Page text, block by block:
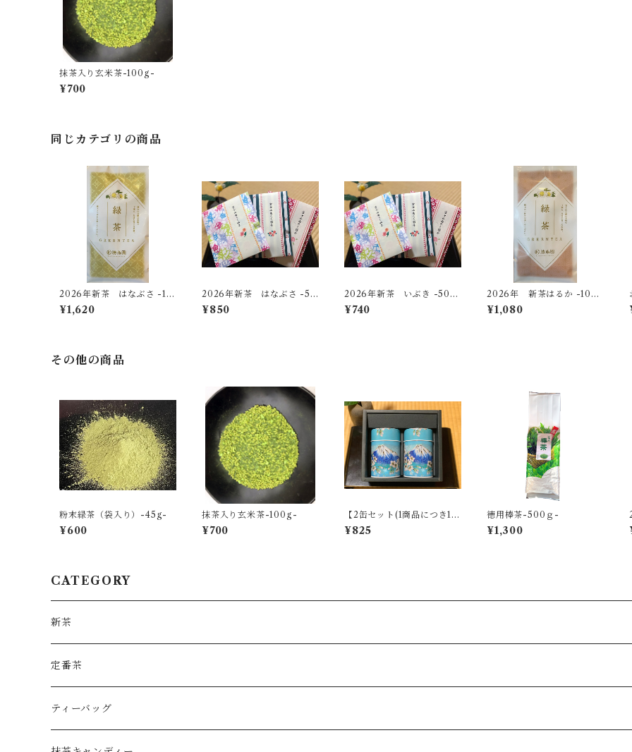
抹茶入り玄米茶-100g-
¥700
同じカテゴリの商品
2026年新茶 はなぶさ -10
0ｇ-
¥1,620
2026年新茶 はなぶさ -50
ｇ-【無料ギフト個包装】
¥850
2026年新茶 いぶき -50
ｇ-【無料ギフト個包装】
¥740
2026年 新茶はるか -100
ｇ-
¥1,080
その他の商品
粉末緑茶（袋入り）-45g-
¥600
抹茶入り玄米茶-100g-
¥700
【2缶セット(1商品につき1缶
275円×2＋箱代275円)】
¥825
徳用棒茶-500ｇ-
¥1,300
CATEGORY
新茶
定番茶
ティーバッグ